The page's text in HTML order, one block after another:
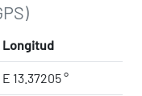
Longitud
E 13.37205 °